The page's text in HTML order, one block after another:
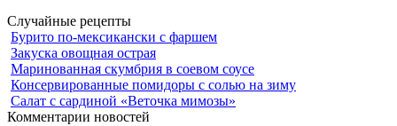
Случайные рецепты
Бурито по-мексикански с фаршем
Закуска овощная острая
Маринованная скумбрия в соевом соусе
Консервированные помидоры с солью на зиму
Салат с сардиной «Веточка мимозы»
Комментарии новостей